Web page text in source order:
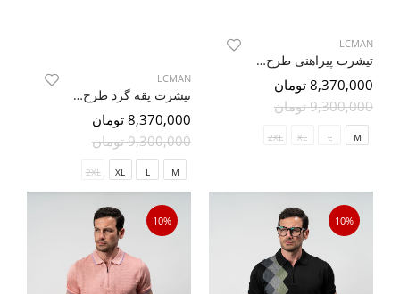
LCMAN
8,370,000 تومان
9,300,000 تومان
LCMAN
تیشرت یقه گرد طرح دار آبی 18
8,370,000 تومان
9,300,000 تومان
M
L
XL
2XL
10%
10%